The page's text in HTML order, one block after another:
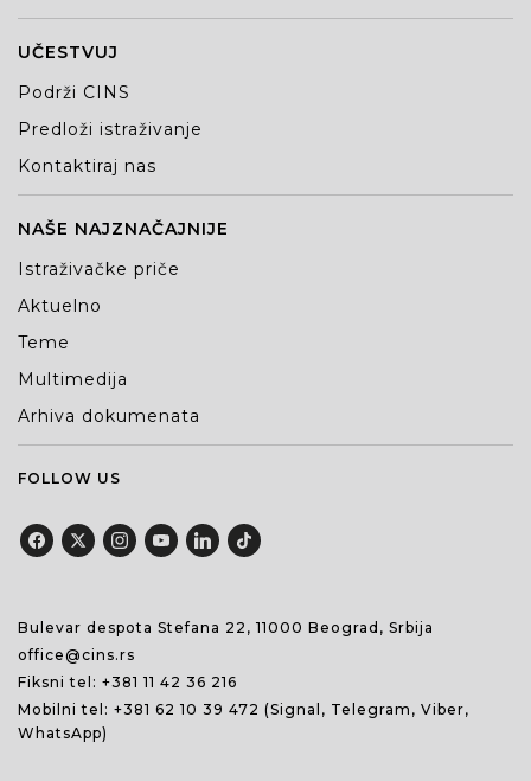
UČESTVUJ
Podrži CINS
Predloži istraživanje
Kontaktiraj nas
NAŠE NAJZNAČAJNIJE
Istraživačke priče
Aktuelno
Teme
Multimedija
Arhiva dokumenata
FOLLOW US
Bulevar despota Stefana 22, 11000 Beograd, Srbija
office@cins.rs
Fiksni tel: +381 11 42 36 216
Mobilni tel: +381 62 10 39 472 (Signal, Telegram, Viber,
WhatsApp)